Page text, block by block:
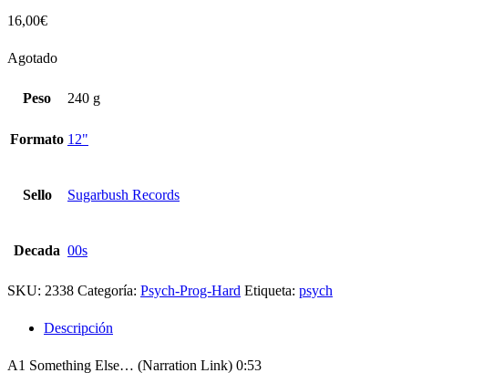
16,00€
Agotado
Peso 240 g
Formato 12"
Sello Sugarbush Records
Decada 00s
SKU: 2338 Categoría: Psych-Prog-Hard Etiqueta: psych
Descripción
A1 Something Else… (Narration Link) 0:53